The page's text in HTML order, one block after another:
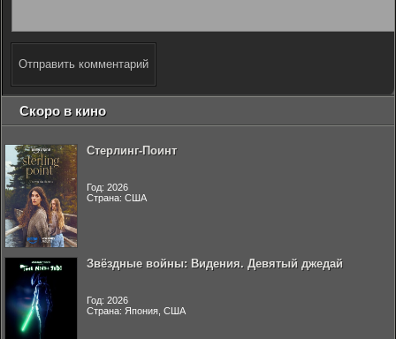
Отправить комментарий
Скоро в кино
Стерлинг-Поинт
Год: 2026
Страна: США
Звёздные войны: Видения. Девятый джедай
Год: 2026
Страна: Япония, США